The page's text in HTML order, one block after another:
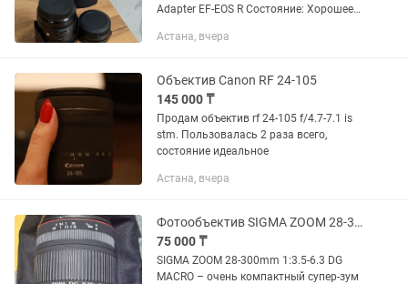
Adapter EF-EOS R Состояние: Хорошее
Астана, вчера
Объектив Canon RF 24-105
145 000 ₸
Продам объектив rf 24-105 f/4.7-7.1 is
stm. Пользовалась 2 раза всего,
состояние идеальное
Астана, вчера
Фотообъектив SIGMA ZOOM 28-300mm 13.5-6.3 DG MACRO
75 000 ₸
SIGMA ZOOM 28-300mm 1:3.5-6.3 DG
MACRO – очень компактный супер-зум